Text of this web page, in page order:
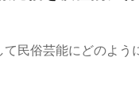
て民俗芸能にどのよう